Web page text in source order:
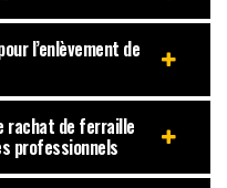
l’enlèvement de
rachat de ferraille
professionnels